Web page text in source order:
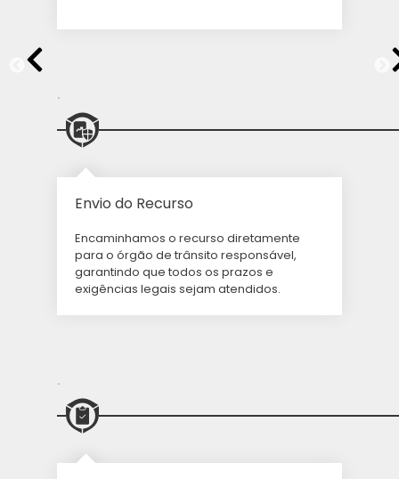
.
Envio do Recurso
Encaminhamos o recurso diretamente
para o órgão de trânsito responsável,
garantindo que todos os prazos e
exigências legais sejam atendidos.
.